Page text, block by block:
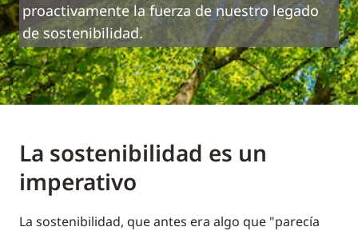
proactivamente la fuerza de nuestro legado
de sostenibilidad.
La sostenibilidad es un
imperativo
La sostenibilidad, que antes era algo que "parecía